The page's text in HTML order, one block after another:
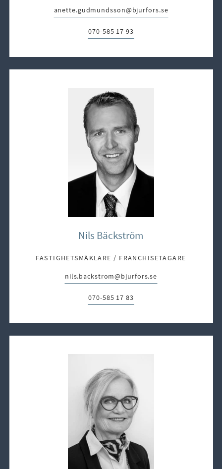
E-post:
anette.gudmundsson@bjurfors.se
Telefon:
070-585 17 93
Nils Bäckström
FASTIGHETSMÄKLARE / FRANCHISETAGARE
E-post:
nils.backstrom@bjurfors.se
Telefon:
070-585 17 83